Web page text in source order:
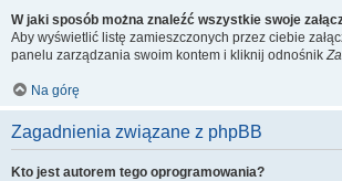
W jaki sposób można znaleźć wszystkie swoje
Aby wyświetlić listę zamieszczonych przez ciebie
panelu zarządzania swoim kontem i kliknij odnośnik
Na górę
Zagadnienia związane z phpBB
Kto jest autorem tego oprogramowania?